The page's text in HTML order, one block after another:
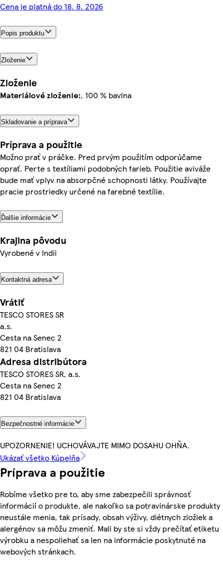
Cena je platná do 18. 8. 2026
Popis produktu
Zloženie
Zloženie
Materiálové zloženie:, 100 % bavlna
Skladovanie a príprava
Príprava a použitie
Možno prať v práčke. Pred prvým použitím odporúčame
oprať. Perte s textíliami podobných farieb. Použitie aviváže
bude mať vplyv na absorpčné schopnosti látky. Používajte
pracie prostriedky určené na farebné textílie.
Ďalšie informácie
Krajina pôvodu
Vyrobené v Indii
Kontaktná adresa
Vrátiť
TESCO STORES SR
a.s.
Cesta na Senec 2
821 04 Bratislava
Adresa distribútora
TESCO STORES SR, a.s.
Cesta na Senec 2
821 04 Bratislava
Bezpečnostné informácie
UPOZORNENIE! UCHOVÁVAJTE MIMO DOSAHU OHŇA.
Ukázať všetko Kúpelňa
Príprava a použitie
Robíme všetko pre to, aby sme zabezpečili správnosť
informácií o produkte, ale nakoľko sa potravinárske produkty
neustále menia, tak prísady, obsah výživy, diétnych zložiek a
alergénov sa môžu zmeniť. Mali by ste si vždy prečítať etiketu
výrobku a nespoliehať sa len na informácie poskytnuté na
webových stránkach.